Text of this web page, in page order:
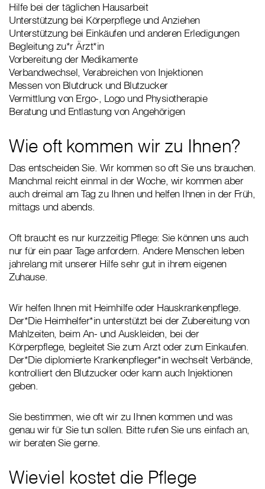
Hilfe bei der täglichen Hausarbeit
Unterstützung bei Körperpflege und Anziehen
Unterstützung bei Einkäufen und anderen Erledigungen
Begleitung zu*r Ärzt*in
Vorbereitung der Medikamente
Verbandwechsel, Verabreichen von Injektionen
Messen von Blutdruck und Blutzucker
Vermittlung von Ergo-, Logo und Physiotherapie
Beratung und Entlastung von Angehörigen
Wie oft kommen wir zu Ihnen?
Das entscheiden Sie. Wir kommen so oft Sie uns brauchen.
Manchmal reicht einmal in der Woche, wir kommen aber
auch dreimal am Tag zu Ihnen und helfen Ihnen in der Früh,
mittags und abends.
Oft braucht es nur kurzzeitig Pflege: Sie können uns auch
nur für ein paar Tage anfordern. Andere Menschen leben
jahrelang mit unserer Hilfe sehr gut in ihrem eigenen
Zuhause.
Wir helfen Ihnen mit Heimhilfe oder Hauskrankenpflege.
Der*Die Heimhelfer*in unterstützt bei der Zubereitung von
Mahlzeiten, beim An- und Auskleiden, bei der
Körperpflege, begleitet Sie zum Arzt oder zum Einkaufen.
Der*Die diplomierte Krankenpfleger*in wechselt Verbände,
kontrolliert den Blutzucker oder kann auch Injektionen
geben.
Sie bestimmen, wie oft wir zu Ihnen kommen und was
genau wir für Sie tun sollen. Bitte rufen Sie uns einfach an,
wir beraten Sie gerne.
Wieviel kostet die Pflege